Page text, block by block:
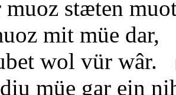
muoz stæten
mit müe dar,
wol vür wâr.
müe gar ein